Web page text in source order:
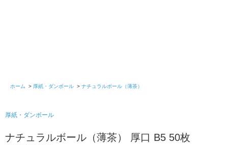
ホーム > 厚紙・ダンボール > ナチュラルボール（薄茶）
厚紙・ダンボール
ナチュラルボール（薄茶） 厚口 B5 50枚